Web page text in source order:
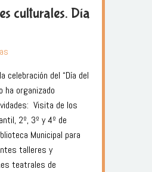
culturales. Día
celebración del “Día del
ha organizado
Visita de los
2º, 3º y 4º de
Municipal para
talleres y
teatrales de